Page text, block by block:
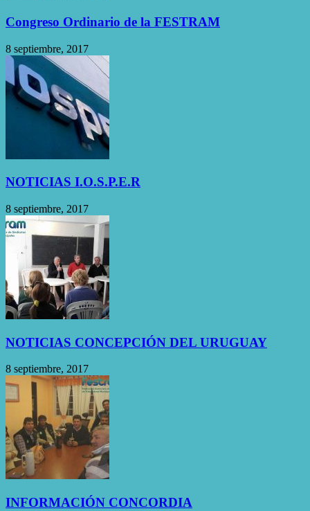
Congreso Ordinario de la FESTRAM
8 septiembre, 2017
NOTICIAS I.O.S.P.E.R
8 septiembre, 2017
NOTICIAS CONCEPCIÓN DEL URUGUAY
8 septiembre, 2017
INFORMACIÓN CONCORDIA